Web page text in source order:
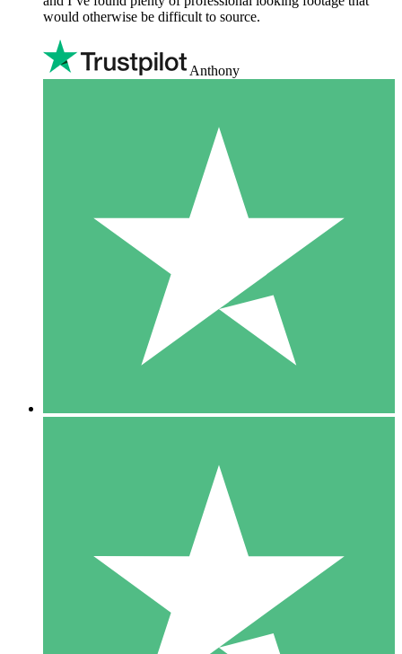
would otherwise be difficult to source.
Anthony